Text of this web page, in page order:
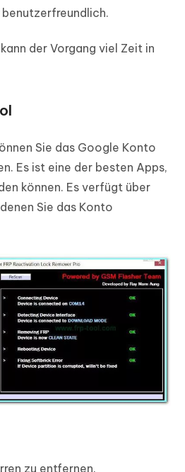
der Vorgang viel Zeit in
Sie das Google Konto
Es ist eine der besten Apps,
können. Es verfügt über
Sie das Konto
zu entfernen.